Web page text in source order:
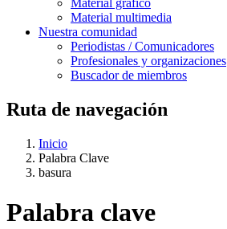
Material gráfico
Material multimedia
Nuestra comunidad
Periodistas / Comunicadores
Profesionales y organizaciones
Buscador de miembros
Ruta de navegación
Inicio
Palabra Clave
basura
Palabra clave